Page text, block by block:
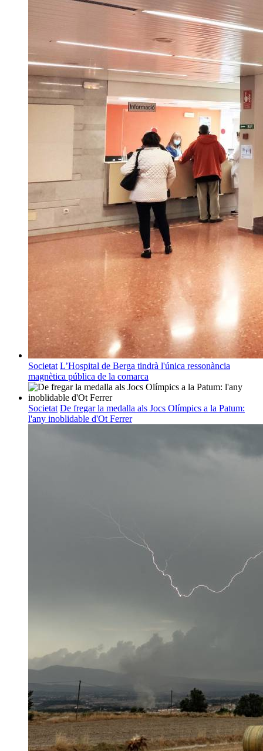
Societat L’Hospital de Berga tindrà l'única ressonància
magnètica pública de la comarca
Societat De fregar la medalla als Jocs Olímpics a la Patum:
l'any inoblidable d'Ot Ferrer